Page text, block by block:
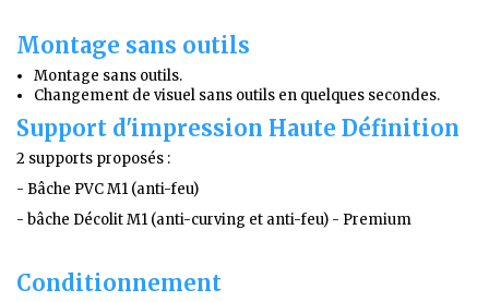
Montage sans outils
Montage sans outils.
Changement de visuel sans outils en quelques secondes.
Support d'impression Haute Définition
2 supports proposés :
- Bâche PVC M1 (anti-feu)
- bâche Décolit M1 (anti-curving et anti-feu) - Premium
Conditionnement